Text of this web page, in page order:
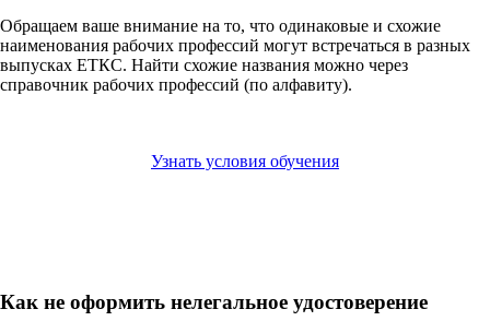
Обращаем ваше внимание на то, что одинаковые и схожие
наименования рабочих профессий могут встречаться в разных
выпусках ЕТКС. Найти схожие названия можно через
справочник рабочих профессий (по алфавиту).
Узнать условия обучения
Как не оформить нелегальное удостоверение